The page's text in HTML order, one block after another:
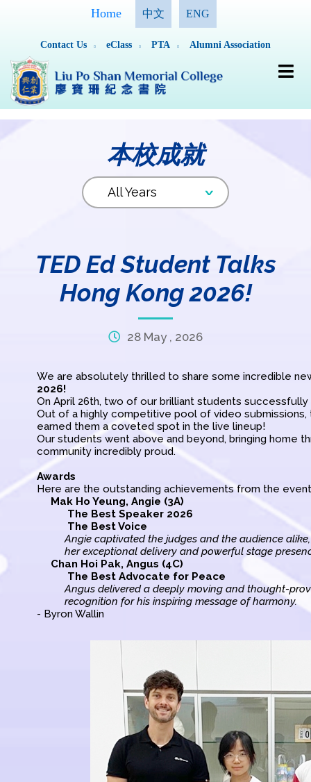
Home 中文 ENG
Contact Us eClass PTA Alumni Association
本校成就
TED Ed Student Talks
Hong Kong 2026!
28 May , 2026
We are absolutely thrilled to share some incredible
2026!
On April 26th, two of our brilliant students
Out of a highly competitive pool of video
earned them a coveted spot in the live lineup!
Our students went above and beyond, bringing home
community incredibly proud.
Awards
Here are the outstanding achievements from the
Mak Ho Yeung, Angie (3A)
The Best Speaker 2026
The Best Voice
Angie captivated the judges and the audience
her exceptional delivery and powerful stage
Chan Hoi Pak, Angus (4C)
The Best Advocate for Peace
Angus delivered a deeply moving and thought-
recognition for his inspiring message of harmony.
- Byron Wallin